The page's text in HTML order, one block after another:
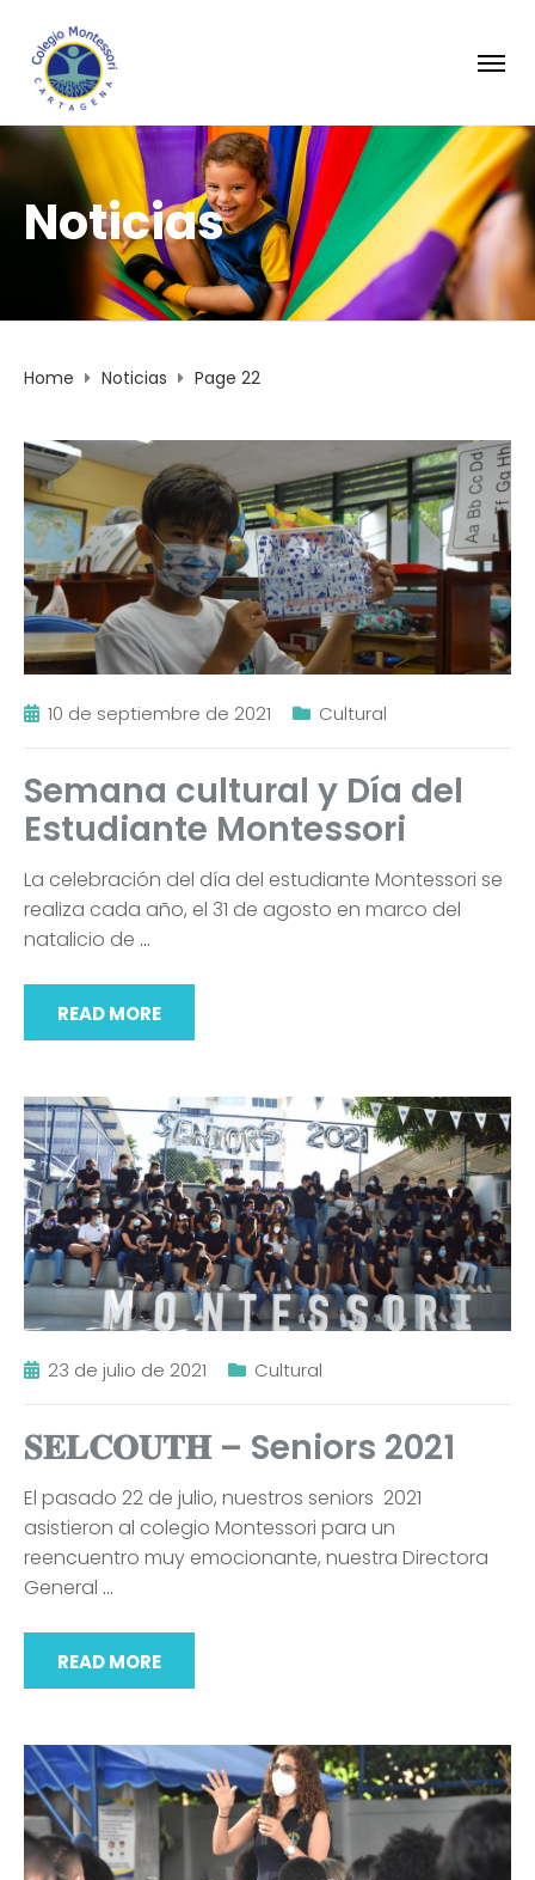
Noticias
Home Noticias Page 22
10 de septiembre de 2021 Cultural
Semana cultural y Día del
Estudiante Montessori
La celebración del día del estudiante Montessori se
realiza cada año, el 31 de agosto en marco del
natalicio de …
READ MORE
23 de julio de 2021 Cultural
𝐒𝐄𝐋𝐂𝐎𝐔𝐓𝐇 – Seniors 2021
El pasado 22 de julio, nuestros seniors 2021
asistieron al colegio Montessori para un
reencuentro muy emocionante, nuestra Directora
General …
READ MORE